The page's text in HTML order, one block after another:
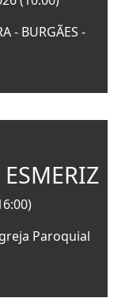
- BURGÃES -
ESMERIZ
Paroquial